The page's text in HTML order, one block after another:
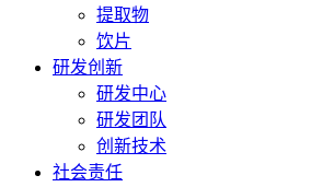
提取物
饮片
研发创新
研发中心
研发团队
创新技术
社会责任